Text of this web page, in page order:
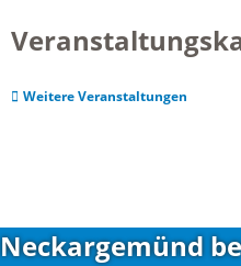
Weitere Veranstaltungen
Neckargemünd